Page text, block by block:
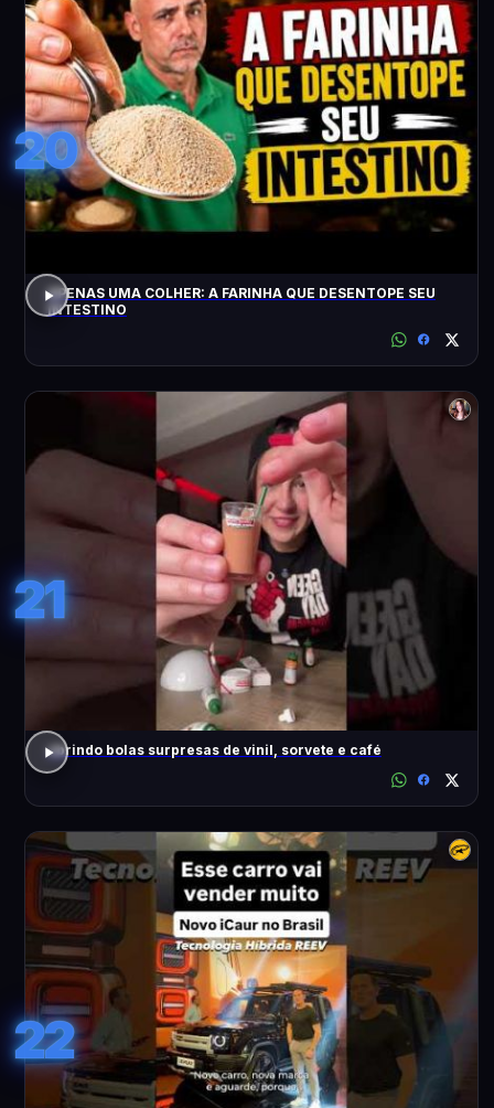
20
APENAS UMA COLHER: A FARINHA QUE DESENTOPE SEU
INTESTINO
21
abrindo bolas surpresas de vinil, sorvete e café
22